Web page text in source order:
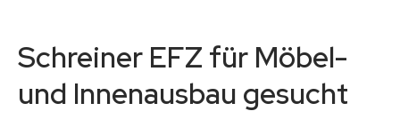
Schreiner EFZ für Möbel-
und Innenausbau gesucht